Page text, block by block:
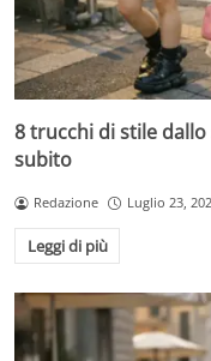
8 trucchi di stile
subito
Redazione Luglio 23,
Leggi di più